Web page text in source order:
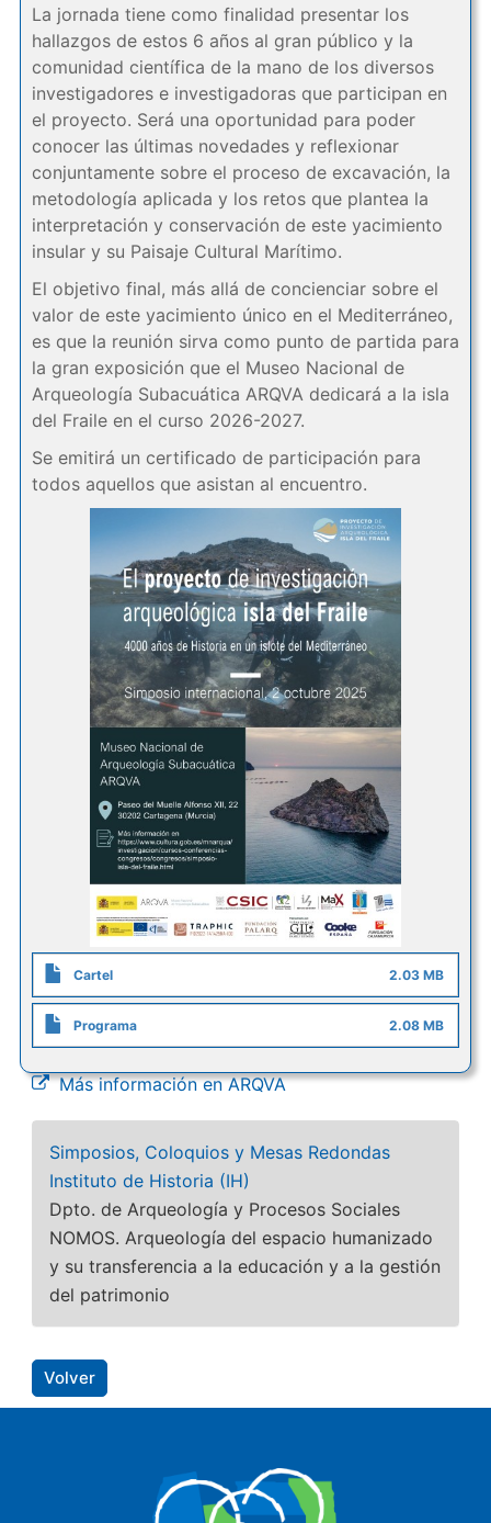
La jornada tiene como finalidad presentar los
hallazgos de estos 6 años al gran público y la
comunidad científica de la mano de los diversos
investigadores e investigadoras que participan en
el proyecto. Será una oportunidad para poder
conocer las últimas novedades y reflexionar
conjuntamente sobre el proceso de excavación, la
metodología aplicada y los retos que plantea la
interpretación y conservación de este yacimiento
insular y su Paisaje Cultural Marítimo.
El objetivo final, más allá de concienciar sobre el
valor de este yacimiento único en el Mediterráneo,
es que la reunión sirva como punto de partida para
la gran exposición que el Museo Nacional de
Arqueología Subacuática ARQVA dedicará a la isla
del Fraile en el curso 2026-2027.
Se emitirá un certificado de participación para
todos aquellos que asistan al encuentro.
Cartel 2.03 MB
Programa 2.08 MB
Más información en ARQVA
Simposios, Coloquios y Mesas Redondas
Instituto de Historia (IH)
Dpto. de Arqueología y Procesos Sociales
NOMOS. Arqueología del espacio humanizado
y su transferencia a la educación y a la gestión
del patrimonio
Volver